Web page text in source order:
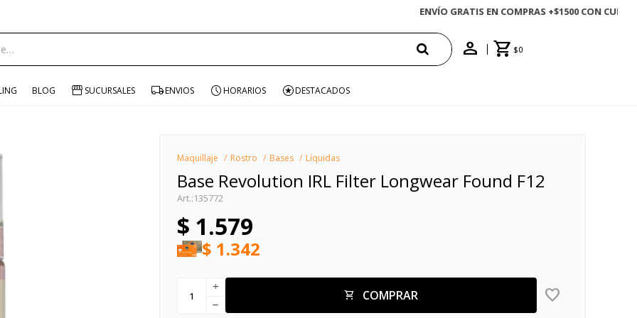
$0
BLOG SUCURSALES ENVIOS HORARIOS DESTACADOS
Maquillaje Rostro Bases Líquidas
Base Revolution IRL Filter Longwear Found F12
135772
$ 1.579
$ 1.342
COMPRAR
add
remove